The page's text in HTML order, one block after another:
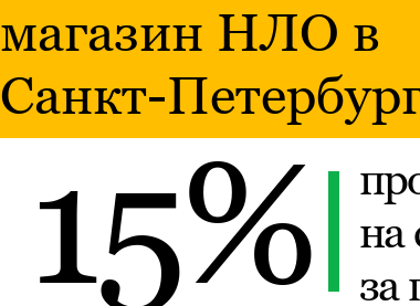
магазин НЛО в
Санкт-
15%
на
за